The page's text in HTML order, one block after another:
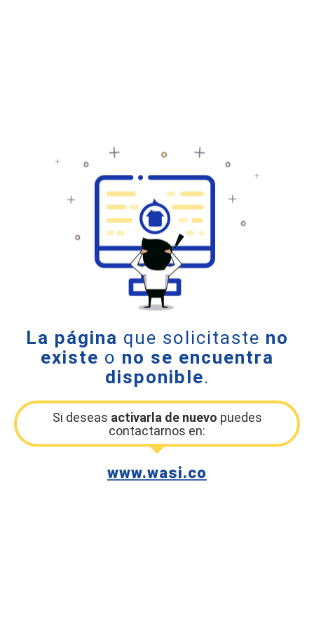
La página que solicitaste no
existe o no se encuentra
disponible.
Si deseas activarla de nuevo puedes
contactarnos en:
www.wasi.co